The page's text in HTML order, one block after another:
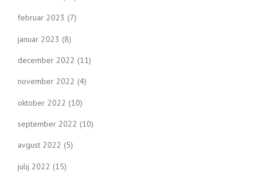
februar 2023 (7)
januar 2023 (8)
december 2022 (11)
november 2022 (4)
oktober 2022 (10)
september 2022 (10)
avgust 2022 (5)
julij 2022 (15)